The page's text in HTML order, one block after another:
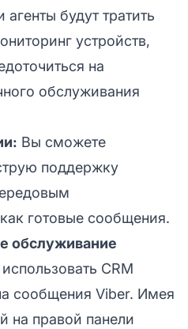
будут тратить
устройств,
на
обслуживания
Вы сможете
поддержку
готовые сообщения.
обслуживание
CRM
сообщения Viber. Имея
на правой панели